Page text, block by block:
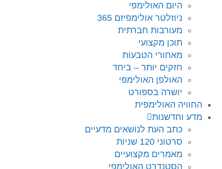
היום האולימפי
ניוזלטר אולימפיזם 365
מעורבות חברתית
תוכן מקצועי
מאחורי הטבעות
חזקים יותר – ביחד
האולפן האולימפי
יושרה בספורט
החוויה האולימפית
מדע וחדשנות
כתב העת לנושאים מדעיים
סרטוני 120 שניות
מאמרים מקצועיים
הסטנדרט האולימפי